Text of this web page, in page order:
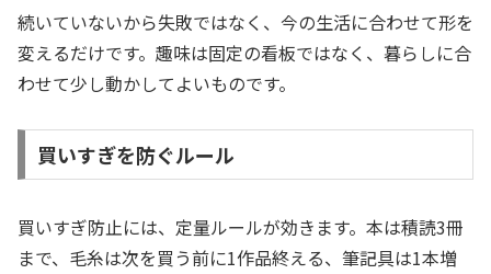
続いていないから失敗ではなく、今の生活に合わせて形を
変えるだけです。趣味は固定の看板ではなく、暮らしに合
わせて少し動かしてよいものです。
買いすぎを防ぐルール
買いすぎ防止には、定量ルールが効きます。本は積読3冊
まで、毛糸は次を買う前に1作品終える、筆記具は1本増